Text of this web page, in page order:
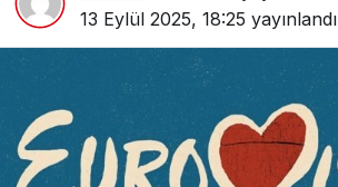
13 Eylül 2025, 18:25 yayınlandı